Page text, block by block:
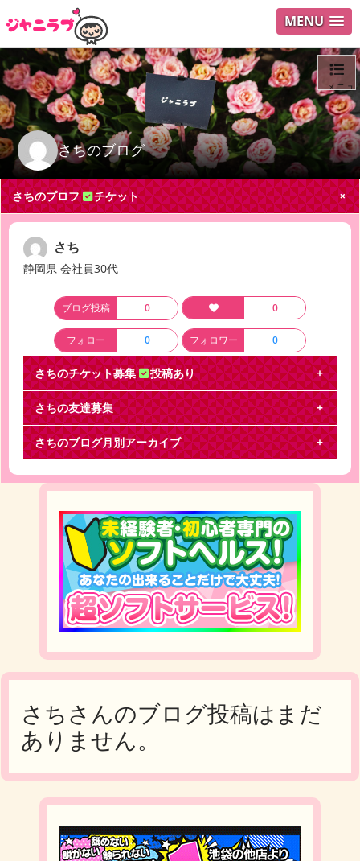
MENU
さちのブログ
メニュ
ログイ
Search
さちのプロフ チケット
さち
静岡県 会社員30代
ブログ投稿 0 0
フォロー 0 フォロワー 0
さちのチケット募集 投稿あり
ジャニーズJr.
関西ジャニーズJr. Concert 2018HappyNewワンYea
rお譲りまたは同行させて頂け
さちの友達募集
さちのブログ月別アーカイブ
さちさんのブログ投稿はまだ
ありません。